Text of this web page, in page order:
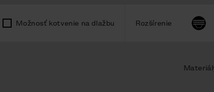
Možnosť kotvenie na dlažbu Rozšírenie